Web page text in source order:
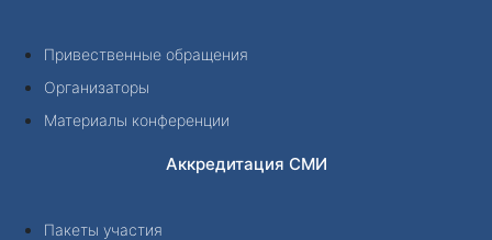
Привественные обращения
Организаторы
Материалы конференции
Аккредитация СМИ
Пакеты участия